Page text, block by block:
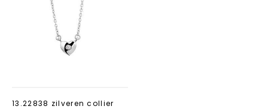
13.22838 zilveren collier